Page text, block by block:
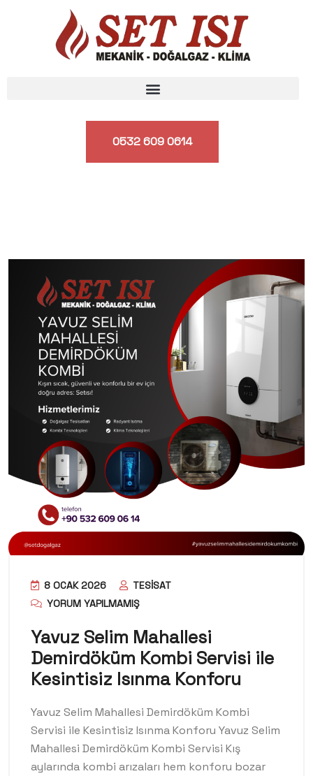
0532 609 0614
8 OCAK 2026
TESISAT
YORUM YAPILMAMIŞ
Yavuz Selim Mahallesi
Demirdöküm Kombi Servisi ile
Kesintisiz Isınma Konforu
Yavuz Selim Mahallesi Demirdöküm Kombi
Servisi ile Kesintisiz Isınma Konforu Yavuz Selim
Mahallesi Demirdöküm Kombi Servisi Kış
aylarında kombi arızaları hem konforu bozar